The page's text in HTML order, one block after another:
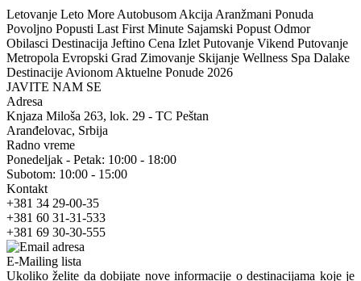
Letovanje Leto More Autobusom Akcija Aranžmani Ponuda
Povoljno Popusti Last First Minute Sajamski Popust Odmor
Obilasci Destinacija Jeftino Cena Izlet Putovanje Vikend Putovanje
Metropola Evropski Grad Zimovanje Skijanje Wellness Spa Dalake
Destinacije Avionom Aktuelne Ponude 2026
JAVITE NAM SE
Adresa
Knjaza Miloša 263, lok. 29 - TC Peštan
Aranđelovac, Srbija
Radno vreme
Ponedeljak - Petak: 10:00 - 18:00
Subotom: 10:00 - 15:00
Kontakt
+381 34 29-00-35
+381 60 31-31-533
+381 69 30-30-555
E-Mailing lista
Ukoliko želite da dobijate nove informacije o destinacijama koje je